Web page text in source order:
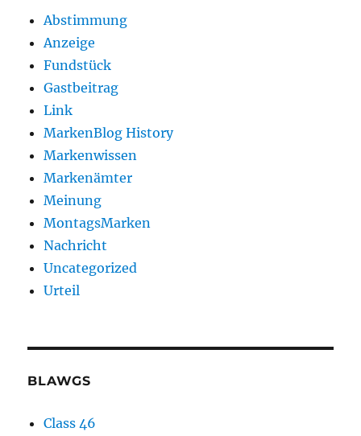
Abstimmung
Anzeige
Fundstück
Gastbeitrag
Link
MarkenBlog History
Markenwissen
Markenämter
Meinung
MontagsMarken
Nachricht
Uncategorized
Urteil
BLAWGS
Class 46